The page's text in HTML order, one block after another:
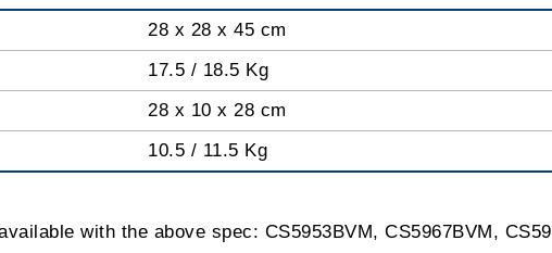
28 x 28 x 45 cm
17.5 / 18.5 Kg
28 x 10 x 28 cm
10.5 / 11.5 Kg
with the above spec: CS5953BVM, CS5967BVM,